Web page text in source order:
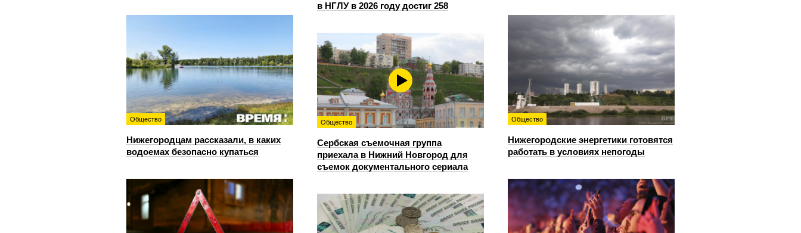
в НГЛУ в 2026 году достиг 258
Общество
Нижегородцам рассказали, в каких
водоемах безопасно купаться
Общество
Нижегородские энергетики готовятся
работать в условиях непогоды
Общество
Сербская съемочная группа
приехала в Нижний Новгород для
съемок документального сериала